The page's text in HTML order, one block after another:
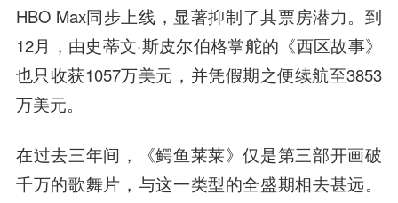
HBO Max同步上线，显著抑制了其票房潜力。到
12月，由史蒂文·斯皮尔伯格掌舵的《西区故事》
也只收获1057万美元，并凭假期之便续航至3853
万美元。
在过去三年间，《鳄鱼莱莱》仅是第三部开画破
千万的歌舞片，与这一类型的全盛期相去甚远。